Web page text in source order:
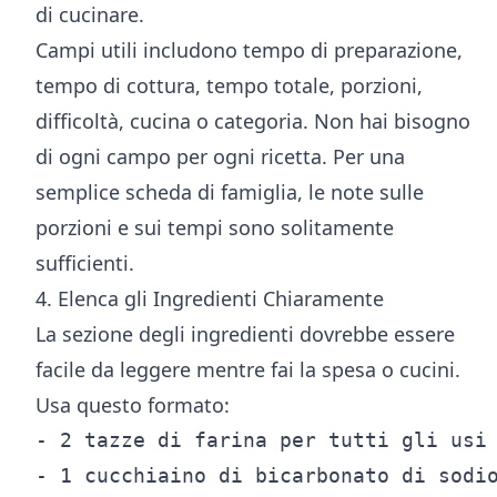
di cucinare.
Campi utili includono tempo di preparazione,
tempo di cottura, tempo totale, porzioni,
difficoltà, cucina o categoria. Non hai bisogno
di ogni campo per ogni ricetta. Per una
semplice scheda di famiglia, le note sulle
porzioni e sui tempi sono solitamente
sufficienti.
4. Elenca gli Ingredienti Chiaramente
La sezione degli ingredienti dovrebbe essere
facile da leggere mentre fai la spesa o cucini.
Usa questo formato:
- 2 tazze di farina per tutti gli usi
- 1 cucchiaino di bicarbonato di